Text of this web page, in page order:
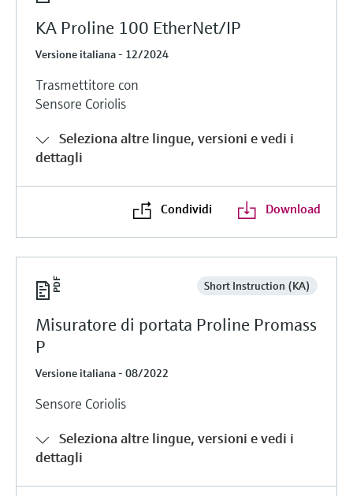
KA Proline 100 EtherNet/IP
Versione italiana - 12/2024
Trasmettitore con
Sensore Coriolis
Seleziona altre lingue, versioni e vedi i
dettagli
Condividi Download
Short Instruction (KA)
Misuratore di portata Proline Promass
P
Versione italiana - 08/2022
Sensore Coriolis
Seleziona altre lingue, versioni e vedi i
dettagli